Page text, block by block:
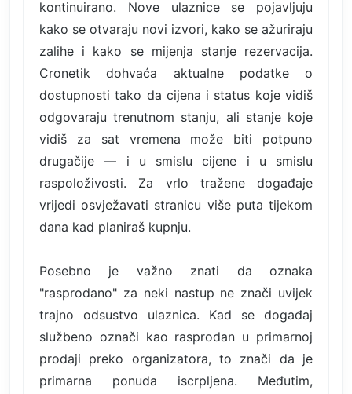
kontinuirano. Nove ulaznice se pojavljuju
kako se otvaraju novi izvori, kako se ažuriraju
zalihe i kako se mijenja stanje rezervacija.
Cronetik dohvaća aktualne podatke o
dostupnosti tako da cijena i status koje vidiš
odgovaraju trenutnom stanju, ali stanje koje
vidiš za sat vremena može biti potpuno
drugačije — i u smislu cijene i u smislu
raspoloživosti. Za vrlo tražene događaje
vrijedi osvježavati stranicu više puta tijekom
dana kad planiraš kupnju.
Posebno je važno znati da oznaka
"rasprodano" za neki nastup ne znači uvijek
trajno odsustvo ulaznica. Kad se događaj
službeno označi kao rasprodan u primarnoj
prodaji preko organizatora, to znači da je
primarna ponuda iscrpljena. Međutim,